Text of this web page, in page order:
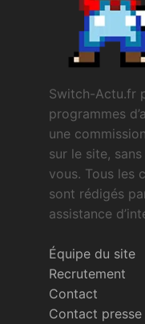
Switch-Actu.fr
programmes
une
sur le site,
vous. Tous les
sont rédigés
assistance
Équipe du site
Recrutement
Contact
Contact presse